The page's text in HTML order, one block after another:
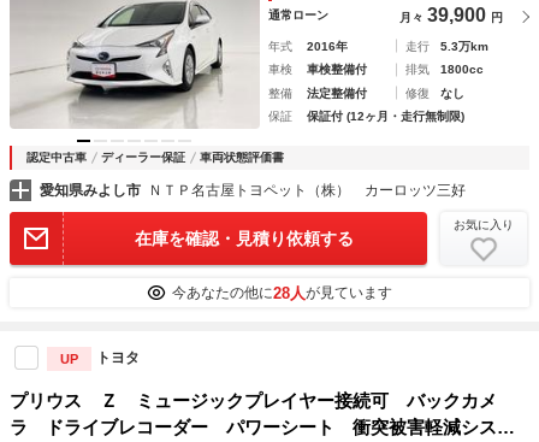
通常ローン 月々 39,900 円
年式 2016年 走行
5.3万km
車検
車検整備付 排気
1800cc
整備
法定整備付 修復
なし
保証
保証付 (12ヶ月・走行無制限)
認定中古車 ディーラー保証 車両状態評価書
愛知県みよし市 ＮＴＰ名古屋トヨペット（株） カーロッツ三好
在庫を確認・見積り依頼する
お気に入り
今あなたの他に28人が見ています
UP トヨタ
プリウス Ｚ ミュージックプレイヤー接続可 バックカメ
ラ ドライブレコーダー パワーシート 衝突被害軽減システ